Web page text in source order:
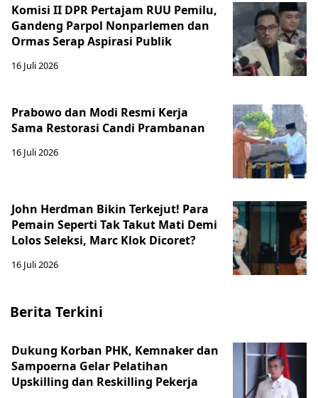
Komisi II DPR Pertajam RUU Pemilu,
Gandeng Parpol Nonparlemen dan
Ormas Serap Aspirasi Publik
16 Juli 2026
Prabowo dan Modi Resmi Kerja
Sama Restorasi Candi Prambanan
16 Juli 2026
John Herdman Bikin Terkejut! Para
Pemain Seperti Tak Takut Mati Demi
Lolos Seleksi, Marc Klok Dicoret?
16 Juli 2026
Berita Terkini
Dukung Korban PHK, Kemnaker dan
Sampoerna Gelar Pelatihan
Upskilling dan Reskilling Pekerja